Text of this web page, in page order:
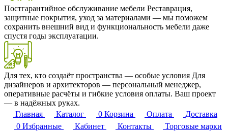
Постгарантийное обслуживание мебели Реставрация,
защитные покрытия, уход за материалами — мы поможем
сохранить внешний вид и функциональность мебели даже
спустя годы эксплуатации.
Для тех, кто создаёт пространства — особые условия Для
дизайнеров и архитекторов — персональный менеджер,
оперативные расчёты и гибкие условия оплаты. Ваш проект
— в надёжных руках.
Главная
Каталог 0 Корзина Оплата
Доставка
0 Избранные Кабинет Контакты
Торговые марки